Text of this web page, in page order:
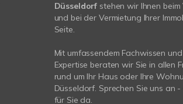
Düsseldorf stehen wir Ihnen
und bei der Vermietung Ihrer
Seite.
Mit umfassendem Fachwissen
Expertise beraten wir Sie in allen
rund um Ihr Haus oder Ihre
Düsseldorf. Sprechen Sie uns an
für Sie da.